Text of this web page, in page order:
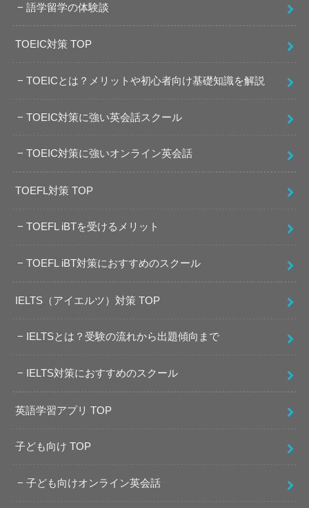
語学留学の体験談
TOEIC対策 TOP
TOEICとは？メリットや初心者向け基礎知識を解説
TOEIC対策に強い英会話スクール
TOEIC対策に強いオンライン英会話
TOEFL対策 TOP
TOEFL iBTを受けるメリット
TOEFL iBT対策におすすめのスクール
IELTS（アイエルツ）対策 TOP
IELTSとは？受験の流れから出題傾向まで
IELTS対策におすすめのスクール
英語学習アプリ TOP
子ども向け TOP
子ども向けオンライン英会話